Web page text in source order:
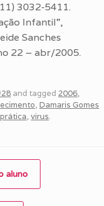
3032-5411.
Infantil”,
Sanches
22 – abr/2005.
and tagged 2006,
, Damaris Gomes
prática, virus.
aluno